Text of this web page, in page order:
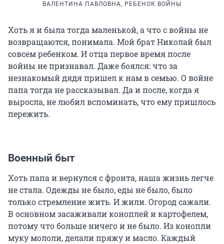
ВАЛЕНТИНА ПАВЛОВНА, РЕБЕНОК ВОЙНЫ
Хоть я и была тогда маленькой, а что с войны не
возвращаются, понимала. Мой брат Николай был
совсем ребенком. И отца первое время после
войны не признавал. Даже боялся: что за
незнакомый дядя пришел к нам в семью. О войне
папа тогда не рассказывал. Да и после, когда я
выросла, не любил вспоминать, что ему пришлось
пережить.
Военный быт
Хоть папа и вернулся с фронта, наша жизнь легче
не стала. Одежды не было, еды не было, было
только стремление жить. И жили. Огород сажали.
В основном засаживали коноплей и картофелем,
потому что больше ничего и не было. Из конопли
муку мололи, делали пряжу и масло. Каждый